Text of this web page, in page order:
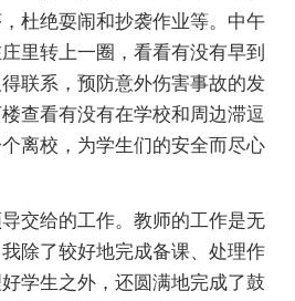
杜绝耍闹和抄袭作业等。中午
里转上一圈，看看有没有早到
联系，预防意外伤害事故的发
查看有没有在学校和周边滞逗
离校，为学生们的安全而尽心
导交给的工作。教师的工作是无
除了较好地完成备课、处理作
学生之外，还圆满地完成了鼓